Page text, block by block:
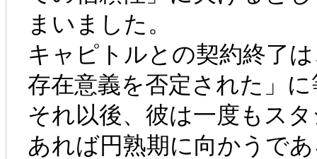
まいました。
キャピトルとの契約終了
存在意義を否定された」
それ以後、彼は一度もス
あれば円熟期に向かうで